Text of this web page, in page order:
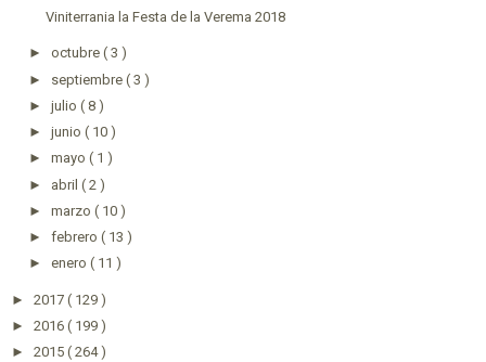
Viniterrania la Festa de la Verema 2018
► octubre ( 3 )
► septiembre ( 3 )
► julio ( 8 )
► junio ( 10 )
► mayo ( 1 )
► abril ( 2 )
► marzo ( 10 )
► febrero ( 13 )
► enero ( 11 )
► 2017 ( 129 )
► 2016 ( 199 )
► 2015 ( 264 )